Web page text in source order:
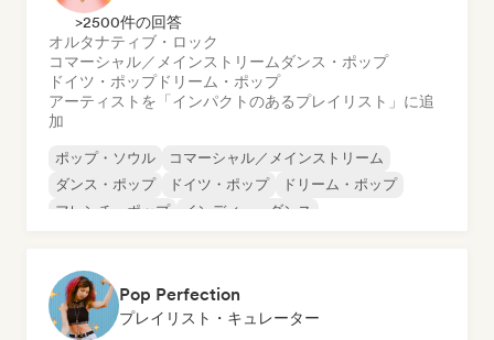
>2500件の回答
オルタナティブ・ロック
コマーシャル／メインストリーム ダンス・ポップ
ドイツ・ポップドリーム・ポップ
アーティストを「インパクトのあるプレイリスト」に追
加
ポップ・ソウル
コマーシャル／メインストリーム
ダンス・ポップ
ドイツ・ポップ
ドリーム・ポップ
フレンチ・ポップ
インディー・ダンス
Pop Perfection
プレイリスト・キュレーター